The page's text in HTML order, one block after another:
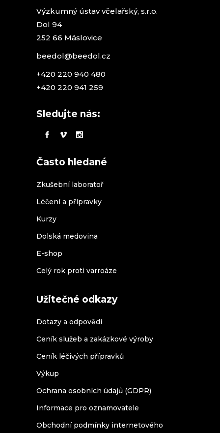
Výzkumný ústav včelařský, s.r.o.
Dol 94
252 66 Máslovice
beedol@beedol.cz
+420 220 940 480
+420 220 941 259
Sledujte nás:
Často hledané
Zkušební laboratoř
Léčení a přípravky
Kurzy
Dolská medovina
E-shop
Celý rok proti varroáze
Užitečné odkazy
Dotazy a odpovědi
Ceník služeb a zakázkové výroby
Ceník léčivých přípravků
Výkup
Ochrana osobních údajů (GDPR)
Informace pro oznamovatele
Obchodní podmínky internetového